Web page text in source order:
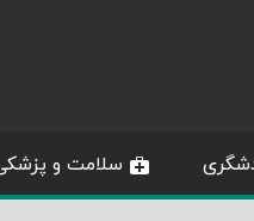
سلامت و